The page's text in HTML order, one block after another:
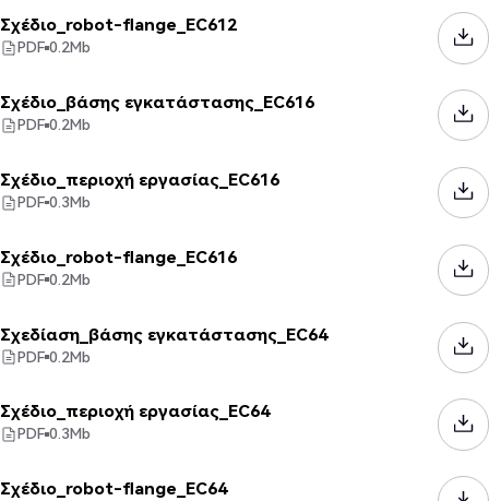
Σχέδιο_robot-flange_EC612
PDF 0.2Mb
Σχέδιο_βάσης εγκατάστασης_EC616
PDF 0.2Mb
Σχέδιο_περιοχή εργασίας_EC616
PDF 0.3Mb
Σχέδιο_robot-flange_EC616
PDF 0.2Mb
Σχεδίαση_βάσης εγκατάστασης_EC64
PDF 0.2Mb
Σχέδιο_περιοχή εργασίας_EC64
PDF 0.3Mb
Σχέδιο_robot-flange_EC64